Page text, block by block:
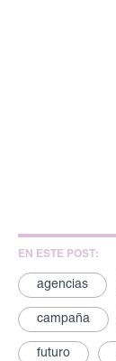
EN ESTE POST:
agencias
campaña
futuro